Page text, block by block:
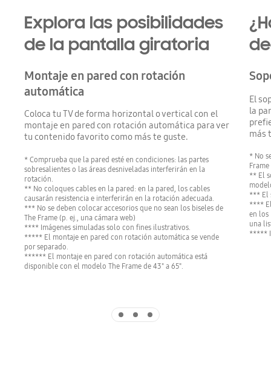
Explora las posibilidades
de la pantalla giratoria
Montaje en pared con rotación
automática
Coloca tu TV de forma horizontal o vertical con el
montaje en pared con rotación automática para ver
tu contenido favorito como más te guste.
* Comprueba que la pared esté en condiciones: las partes
sobresalientes o las áreas desniveladas interferirán en la
rotación.
** No coloques cables en la pared: en la pared, los cables
causarán resistencia e interferirán en la rotación adecuada.
*** No se deben colocar accesorios que no sean los biseles de
The Frame (p. ej., una cámara web)
**** Imágenes simuladas solo con fines ilustrativos.
***** El montaje en pared con rotación automática se vende
por separado.
****** El montaje en pared con rotación automática está
disponible con el modelo The Frame de 43" a 65".
El
la
más
* No
** El
*** El
****
en los
una
*****